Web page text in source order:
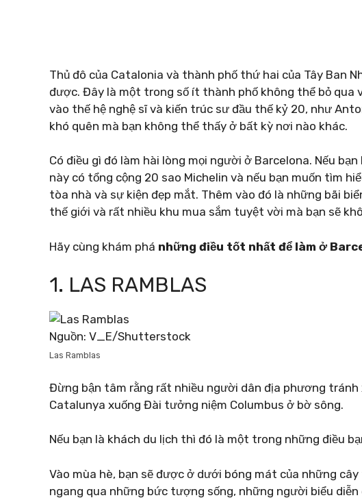
Thủ đô của Catalonia và thành phố thứ hai của Tây Ban
được. Đây là một trong số ít thành phố không thể bỏ qua
vào thế hệ nghệ sĩ và kiến ​​trúc sư đầu thế kỷ 20, như
khó quên mà bạn không thể thấy ở bất kỳ nơi nào khác.
Có điều gì đó làm hài lòng mọi người ở Barcelona. Nếu
này có tổng cộng 20 sao Michelin và nếu bạn muốn tìm
tòa nhà và sự kiện đẹp mắt. Thêm vào đó là những bãi
thế giới và rất nhiều khu mua sắm tuyệt vời mà bạn sẽ
Hãy cùng khám phá những điều tốt nhất để làm ở
1. LAS RAMBLAS
Nguồn: V_E/Shutterstock
Las Ramblas
Đừng bận tâm rằng rất nhiều người dân địa phương tránh
Catalunya xuống Đài tưởng niệm Columbus ở bờ sông.
Nếu bạn là khách du lịch thì đó là một trong những điều
Vào mùa hè, bạn sẽ được ở dưới bóng mát của những
ngang qua những bức tượng sống, những người biểu